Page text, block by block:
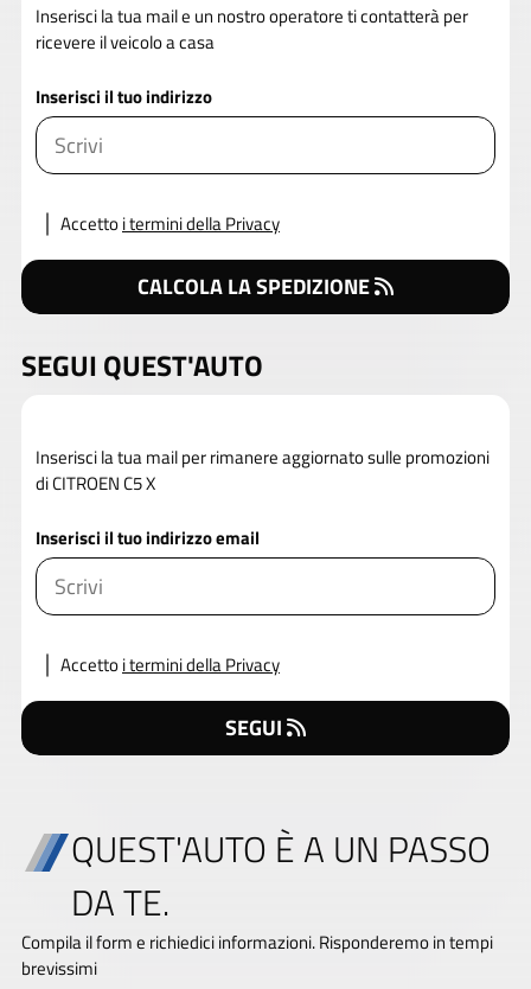
Inserisci la tua mail e un nostro operatore ti contatterà per
ricevere il veicolo a casa
Inserisci il tuo indirizzo
Accettoi termini della Privacy
CALCOLA LA SPEDIZIONE
SEGUI QUEST'AUTO
Inserisci la tua mail per rimanere aggiornato sulle promozioni
di CITROEN C5 X
Inserisci il tuo indirizzo email
Accettoi termini della Privacy
SEGUI
QUEST'AUTO È A UN PASSO
DA TE.
Compila il form e richiedici informazioni. Risponderemo in tempi
brevissimi